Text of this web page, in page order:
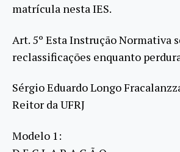
matrícula nesta IES.
Art. 5º Esta Instrução Normativa
reclassificações enquanto
Sérgio Eduardo Longo
Reitor da UFRJ
Modelo 1: